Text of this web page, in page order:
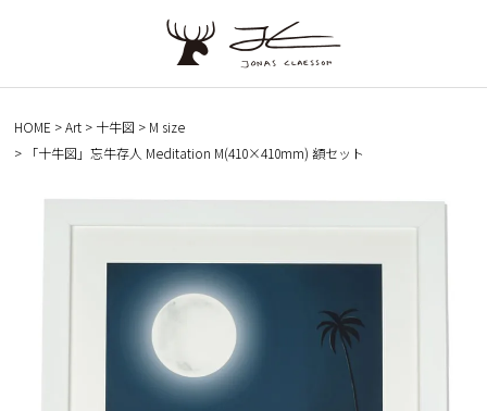
HOME Art 十牛図
M size
「十牛図」忘牛存人 Meditation M(410×410mm) 額セット